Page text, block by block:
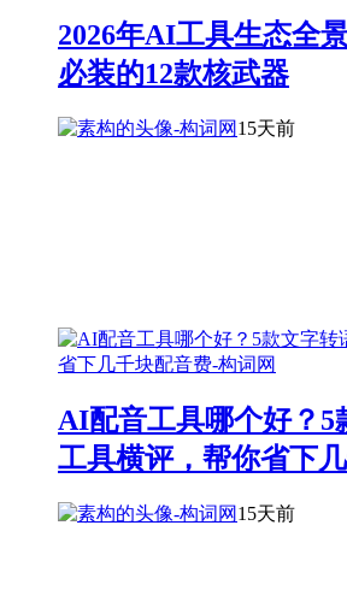
2026年AI工具生态全
必装的12款核武器
15天前
AI配音工具哪个好？5
工具横评，帮你省下
15天前